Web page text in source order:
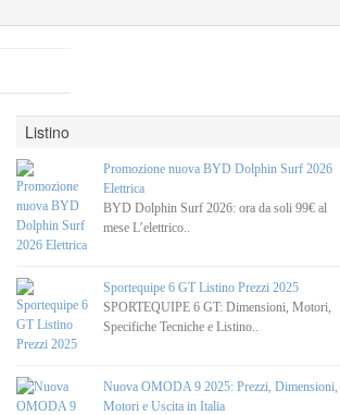
Listino
Promozione nuova BYD Dolphin Surf 2026
Elettrica
BYD Dolphin Surf 2026: ora da soli 99€ al
mese L’elettrico..
Sportequipe 6 GT Listino Prezzi 2025
SPORTEQUIPE 6 GT: Dimensioni, Motori,
Specifiche Tecniche e Listino..
Nuova OMODA 9 2025: Prezzi, Dimensioni,
Motori e Uscita in Italia